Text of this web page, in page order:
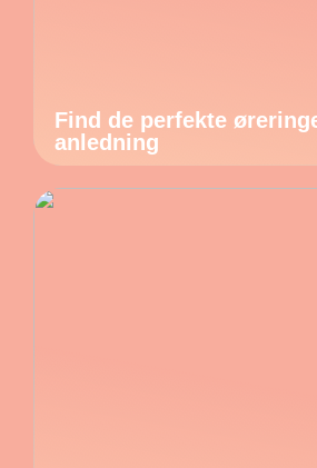
Find de perfekte
anledning